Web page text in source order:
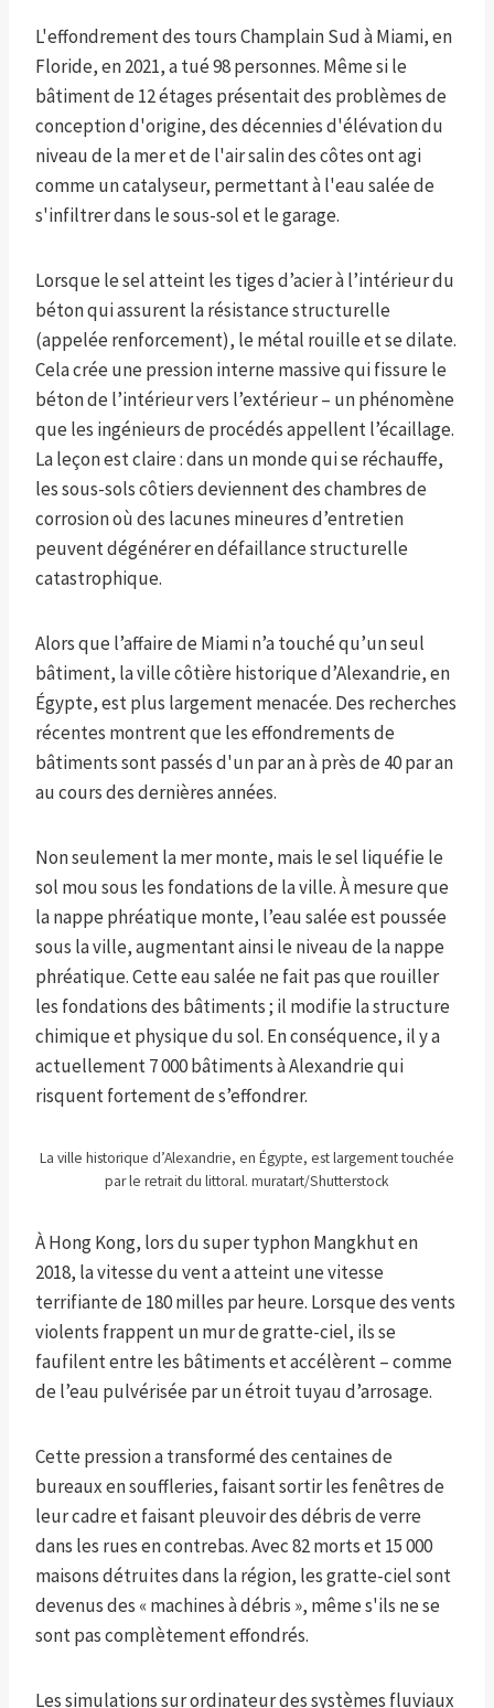
L'effondrement des tours Champlain Sud à Miami, en
Floride, en 2021, a tué 98 personnes. Même si le
bâtiment de 12 étages présentait des problèmes de
conception d'origine, des décennies d'élévation du
niveau de la mer et de l'air salin des côtes ont agi
comme un catalyseur, permettant à l'eau salée de
s'infiltrer dans le sous-sol et le garage.
Lorsque le sel atteint les tiges d’acier à l’intérieur du
béton qui assurent la résistance structurelle
(appelée renforcement), le métal rouille et se dilate.
Cela crée une pression interne massive qui fissure le
béton de l’intérieur vers l’extérieur – un phénomène
que les ingénieurs de procédés appellent l’écaillage.
La leçon est claire : dans un monde qui se réchauffe,
les sous-sols côtiers deviennent des chambres de
corrosion où des lacunes mineures d’entretien
peuvent dégénérer en défaillance structurelle
catastrophique.
Alors que l’affaire de Miami n’a touché qu’un seul
bâtiment, la ville côtière historique d’Alexandrie, en
Égypte, est plus largement menacée. Des recherches
récentes montrent que les effondrements de
bâtiments sont passés d'un par an à près de 40 par an
au cours des dernières années.
Non seulement la mer monte, mais le sel liquéfie le
sol mou sous les fondations de la ville. À mesure que
la nappe phréatique monte, l’eau salée est poussée
sous la ville, augmentant ainsi le niveau de la nappe
phréatique. Cette eau salée ne fait pas que rouiller
les fondations des bâtiments ; il modifie la structure
chimique et physique du sol. En conséquence, il y a
actuellement 7 000 bâtiments à Alexandrie qui
risquent fortement de s’effondrer.
La ville historique d’Alexandrie, en Égypte, est largement touchée
par le retrait du littoral. muratart/Shutterstock
À Hong Kong, lors du super typhon Mangkhut en
2018, la vitesse du vent a atteint une vitesse
terrifiante de 180 milles par heure. Lorsque des vents
violents frappent un mur de gratte-ciel, ils se
faufilent entre les bâtiments et accélèrent – ​​comme
de l’eau pulvérisée par un étroit tuyau d’arrosage.
Cette pression a transformé des centaines de
bureaux en souffleries, faisant sortir les fenêtres de
leur cadre et faisant pleuvoir des débris de verre
dans les rues en contrebas. Avec 82 morts et 15 000
maisons détruites dans la région, les gratte-ciel sont
devenus des « machines à débris », même s'ils ne se
sont pas complètement effondrés.
Les simulations sur ordinateur des systèmes fluviaux